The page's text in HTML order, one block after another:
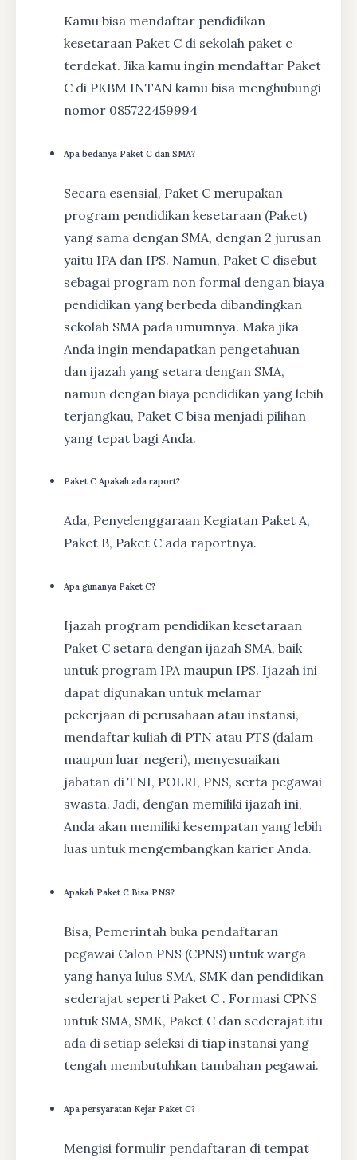
Kamu bisa mendaftar pendidikan
kesetaraan Paket C di sekolah paket c
terdekat. Jika kamu ingin mendaftar Paket
C di PKBM INTAN kamu bisa menghubungi
nomor 085722459994
Apa bedanya Paket C dan SMA?
Secara esensial, Paket C merupakan
program pendidikan kesetaraan (Paket)
yang sama dengan SMA, dengan 2 jurusan
yaitu IPA dan IPS. Namun, Paket C disebut
sebagai program non formal dengan biaya
pendidikan yang berbeda dibandingkan
sekolah SMA pada umumnya. Maka jika
Anda ingin mendapatkan pengetahuan
dan ijazah yang setara dengan SMA,
namun dengan biaya pendidikan yang lebih
terjangkau, Paket C bisa menjadi pilihan
yang tepat bagi Anda.
Paket C Apakah ada raport?
Ada, Penyelenggaraan Kegiatan Paket A,
Paket B, Paket C ada raportnya.
Apa gunanya Paket C?
Ijazah program pendidikan kesetaraan
Paket C setara dengan ijazah SMA, baik
untuk program IPA maupun IPS. Ijazah ini
dapat digunakan untuk melamar
pekerjaan di perusahaan atau instansi,
mendaftar kuliah di PTN atau PTS (dalam
maupun luar negeri), menyesuaikan
jabatan di TNI, POLRI, PNS, serta pegawai
swasta. Jadi, dengan memiliki ijazah ini,
Anda akan memiliki kesempatan yang lebih
luas untuk mengembangkan karier Anda.
Apakah Paket C Bisa PNS?
Bisa, Pemerintah buka pendaftaran
pegawai Calon PNS (CPNS) untuk warga
yang hanya lulus SMA, SMK dan pendidikan
sederajat seperti Paket C . Formasi CPNS
untuk SMA, SMK, Paket C dan sederajat itu
ada di setiap seleksi di tiap instansi yang
tengah membutuhkan tambahan pegawai.
Apa persyaratan Kejar Paket C?
Mengisi formulir pendaftaran di tempat